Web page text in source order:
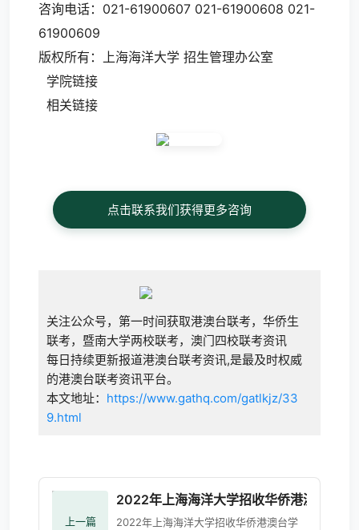
咨询电话：021-61900607 021-61900608 021-
61900609
版权所有：上海海洋大学 招生管理办公室
学院链接
相关链接
点击联系我们获得更多咨询
关注公众号，第一时间获取港澳台联考，华侨生
联考，暨南大学两校联考，澳门四校联考资讯
每日持续更新报道港澳台联考资讯,是最及时权威
的港澳台联考资讯平台。
本文地址： https://www.gathq.com/gatlkjz/33
9.html
上一篇
2022年上海海洋大学招收华侨港澳台学生
2022年上海海洋大学招收华侨港澳台学